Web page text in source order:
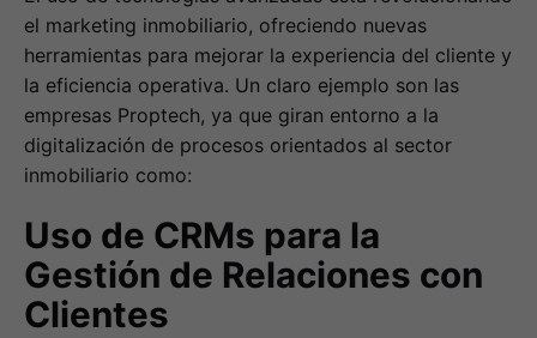
el marketing inmobiliario, ofreciendo nuevas
herramientas para mejorar la experiencia del cliente y
la eficiencia operativa. Un claro ejemplo son las
empresas Proptech, ya que giran entorno a la
digitalización de procesos orientados al sector
inmobiliario como:
Uso de CRMs para la
Gestión de Relaciones con
Clientes